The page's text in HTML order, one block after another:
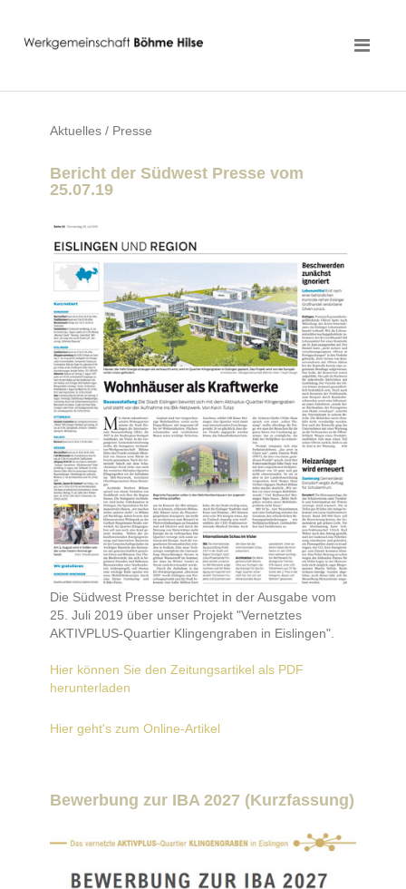
Aktuelles / Presse
Bericht der Südwest Presse vom
25.07.19
Die Südwest Presse berichtet in der Ausgabe vom
25. Juli 2019 über unser Projekt "Vernetztes
AKTIVPLUS-Quartier Klingengraben in Eislingen".
Hier können Sie den Zeitungsartikel als PDF
herunterladen
Hier geht's zum Online-Artikel
Bewerbung zur IBA 2027 (Kurzfassung)